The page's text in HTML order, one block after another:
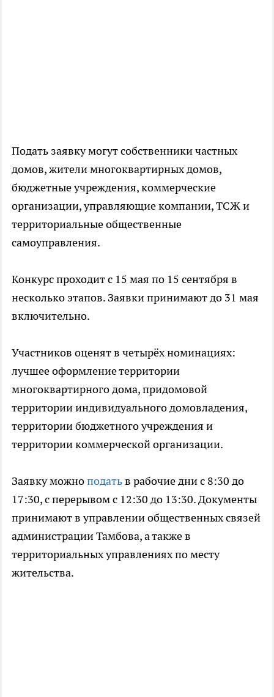
Подать заявку могут собственники частных
домов, жители многоквартирных домов,
бюджетные учреждения, коммерческие
организации, управляющие компании, ТСЖ и
территориальные общественные
самоуправления.
Конкурс проходит с 15 мая по 15 сентября в
несколько этапов. Заявки принимают до 31 мая
включительно.
Участников оценят в четырёх номинациях:
лучшее оформление территории
многоквартирного дома, придомовой
территории индивидуального домовладения,
территории бюджетного учреждения и
территории коммерческой организации.
Заявку можноподатьв рабочие дни с 8:30 до
17:30, с перерывом с 12:30 до 13:30. Документы
принимают в управлении общественных связей
администрации Тамбова, а также в
территориальных управлениях по месту
жительства.